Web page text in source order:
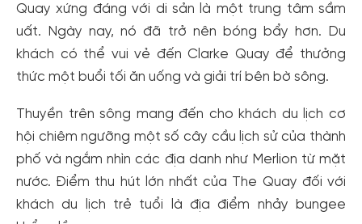
Quay xứng đáng với di sản là một trung tâm sầm
uất. Ngày nay, nó đã trở nên bóng bẩy hơn. Du
khách có thể vui vẻ đến Clarke Quay để thưởng
thức một buổi tối ăn uống và giải trí bên bờ sông.
Thuyền trên sông mang đến cho khách du lịch cơ
hội chiêm ngưỡng một số cây cầu lịch sử của thành
phố và ngắm nhìn các địa danh như Merlion từ mặt
nước. Điểm thu hút lớn nhất của The Quay đối với
khách du lịch trẻ tuổi là địa điểm nhảy bungee